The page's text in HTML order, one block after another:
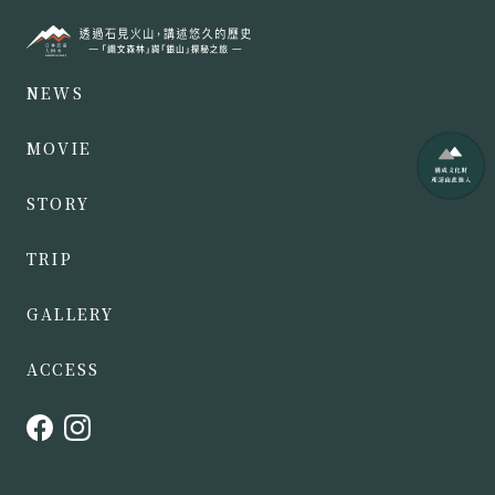
NEWS
MOVIE
STORY
TRIP
GALLERY
ACCESS